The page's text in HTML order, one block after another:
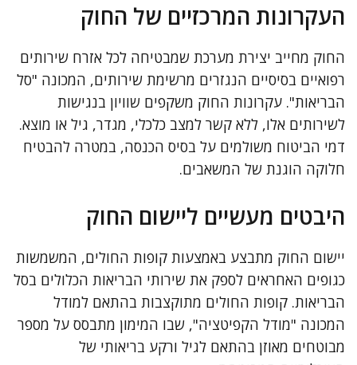
העקרונות המרכזיים של החוק
החוק מחייב יצירת מערכת שמבטיחה לכל אזרח שירותים
רפואיים בסיסיים הנגזרים מרשימת שירותים, המכונה "סל
הבריאות". עקרונות החוק משקפים שוויון בנגישות
לשירותים אלו, ללא קשר למצב כלכלי, מגדר, גיל או מוצא.
דמי הביטוח משולמים על בסיס הכנסה, במטרה להבטיח
חלוקה הוגנת של המשאבים.
היבטים מעשיים ליישום החוק
יישום החוק מתבצע באמצעות קופות החולים, המשמשות
כגופים האחראים לספק את שירותי הבריאות הכלולים בסל
הבריאות. קופות החולים מתוקצבות בהתאם למודל
המכונה "מודל הקפיטציה", שבו המימון מתבסס על מספר
מבוטחים מאוזן בהתאם לגיל ורקע בריאותי של